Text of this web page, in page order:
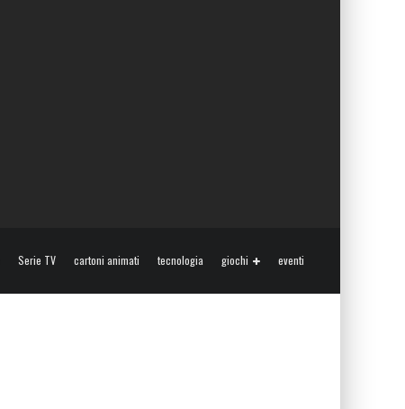
Serie TV cartoni animati tecnologia giochi eventi